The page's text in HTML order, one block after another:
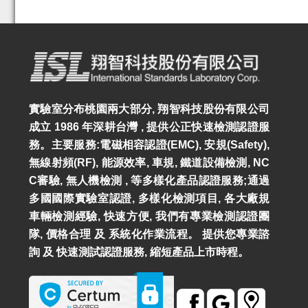
實驗室分布桃園兩大部分, 翔智科技股份有限公司
成立 1986 年深耕台灣 , 提供公正快速檢測認證服
務。主要服務:電磁相容認證(EMC), 安規(Safety),
無線射頻(RF), 能源效率, 車規, 鐵道設備檢測, NC
C審驗, 無人機檢測 , 等多樣化產品認證服務;通過
多國國際實驗室認證, 多樣化檢測項目, 各大廠規
車輛檢測經驗, 快速方便, 我們有專業檢測認證團
隊, 價格合理 及 系統化作業流程。 提供您專業諮
詢 及 快速測試認證服務, 縮短產品上市時程。